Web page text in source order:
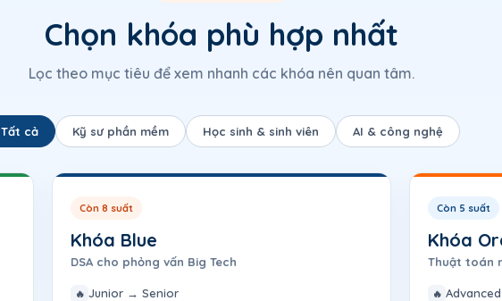
Chọn khóa phù hợp nhất
Lọc theo mục tiêu để xem nhanh các khóa nên quan tâm.
Tất cả Kỹ sư phần mềm Học sinh & sinh viên AI & công nghệ
Còn 8 suất
Khóa Blue
DSA cho phỏng vấn Big Tech
🔥 Junior → Senior
Còn 5 suất
Khóa
Thuật toán
🔥